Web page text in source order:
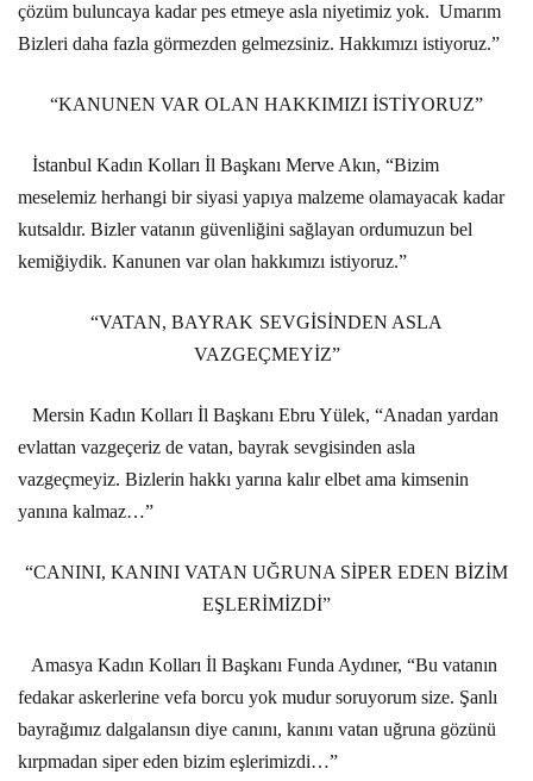
çözüm buluncaya kadar pes etmeye asla niyetimiz yok. Umarım
Bizleri daha fazla görmezden gelmezsiniz. Hakkımızı istiyoruz.”
“KANUNEN VAR OLAN HAKKIMIZI İSTİYORUZ”
İstanbul Kadın Kolları İl Başkanı Merve Akın, “Bizim
meselemiz herhangi bir siyasi yapıya malzeme olamayacak kadar
kutsaldır. Bizler vatanın güvenliğini sağlayan ordumuzun bel
kemiğiydik. Kanunen var olan hakkımızı istiyoruz.”
“VATAN, BAYRAK SEVGİSİNDEN ASLA
VAZGEÇMEYİZ”
Mersin Kadın Kolları İl Başkanı Ebru Yülek, “Anadan yardan
evlattan vazgeçeriz de vatan, bayrak sevgisinden asla
vazgeçmeyiz. Bizlerin hakkı yarına kalır elbet ama kimsenin
yanına kalmaz…”
“CANINI, KANINI VATAN UĞRUNA SİPER EDEN BİZİM
EŞLERİMİZDİ”
Amasya Kadın Kolları İl Başkanı Funda Aydıner, “Bu vatanın
fedakar askerlerine vefa borcu yok mudur soruyorum size. Şanlı
bayrağımız dalgalansın diye canını, kanını vatan uğruna gözünü
kırpmadan siper eden bizim eşlerimizdi…”